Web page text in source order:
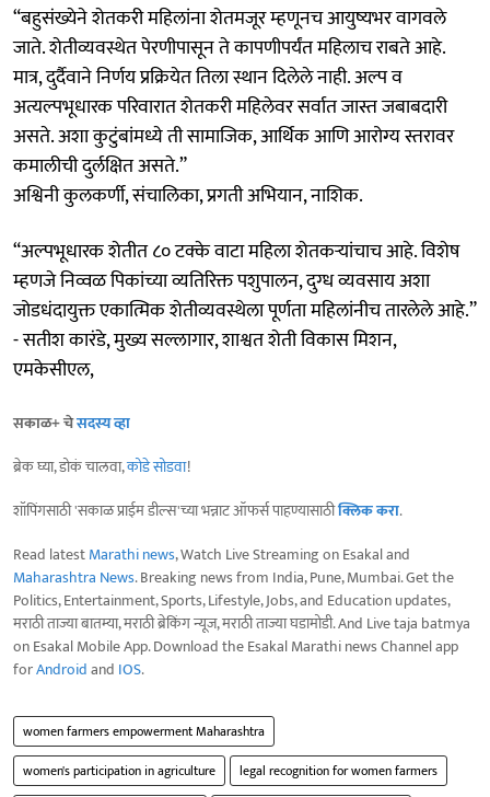
“बहुसंख्येने शेतकरी महिलांना शेतमजूर म्हणूनच आयुष्यभर वागवले
जाते. शेतीव्यवस्थेत पेरणीपासून ते कापणीपर्यंत महिलाच राबते आहे.
मात्र, दुर्दैवाने निर्णय प्रक्रियेत तिला स्थान दिलेले नाही. अल्प व
अत्यल्पभूधारक परिवारात शेतकरी महिलेवर सर्वात जास्त जबाबदारी
असते. अशा कुटुंबांमध्ये ती सामाजिक, आर्थिक आणि आरोग्य स्तरावर
कमालीची दुर्लक्षित असते.”
अश्विनी कुलकर्णी, संचालिका, प्रगती अभियान, नाशिक.
“अल्पभूधारक शेतीत ८० टक्के वाटा महिला शेतकऱ्यांचाच आहे. विशेष
म्हणजे निव्वळ पिकांच्या व्यतिरिक्त पशुपालन, दुग्ध व्यवसाय अशा
जोडधंदायुक्त एकात्मिक शेतीव्यवस्थेला पूर्णता महिलांनीच तारलेले आहे.”
- सतीश कारंडे, मुख्य सल्लागार, शाश्वत शेती विकास मिशन,
एमकेसीएल,
सकाळ+ चेसदस्य व्हा
ब्रेक घ्या, डोकं चालवा,कोडे सोडवा!
शॉपिंगसाठी 'सकाळ प्राईम डील्स'च्या भन्नाट ऑफर्स पाहण्यासाठीक्लिक करा.
Read latestMarathi news, Watch Live Streaming on Esakal and
Maharashtra News. Breaking news from India, Pune, Mumbai. Get the
Politics, Entertainment, Sports, Lifestyle, Jobs, and Education updates,
मराठी ताज्या बातम्या, मराठी ब्रेकिंग न्यूज, मराठी ताज्या घडामोडी. And Live taja batmya
on Esakal Mobile App. Download the Esakal Marathi news Channel app
forAndroidand IOS.
women farmers empowerment Maharashtra
women's participation in agriculture
legal recognition for women farmers